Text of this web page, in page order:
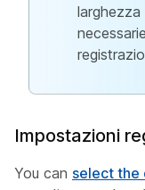
Impostazioni
You can select the